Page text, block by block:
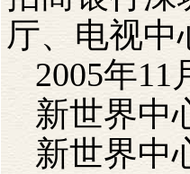
厅、电视中
2005年
新世界中
新世界中